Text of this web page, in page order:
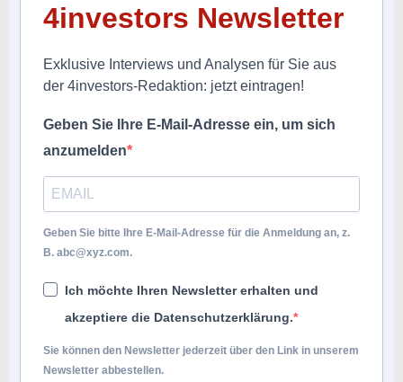
4investors Newsletter
Exklusive Interviews und Analysen für Sie aus
der 4investors-Redaktion: jetzt eintragen!
Geben Sie Ihre E-Mail-Adresse ein, um sich
anzumelden
Geben Sie bitte Ihre E-Mail-Adresse für die Anmeldung an, z.
B. abc@xyz.com.
Ich möchte Ihren Newsletter erhalten und
akzeptiere die Datenschutzerklärung.
Sie können den Newsletter jederzeit über den Link in unserem
Newsletter abbestellen.